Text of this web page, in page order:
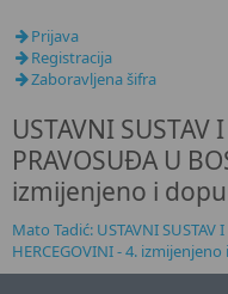
Prijava
Registracija
Zaboravljena šifra
USTAVNI SUSTAV
PRAVOSUĐA U
izmijenjeno i
Mato Tadić: USTAVNI SUSTAV
HERCEGOVINI - 4.